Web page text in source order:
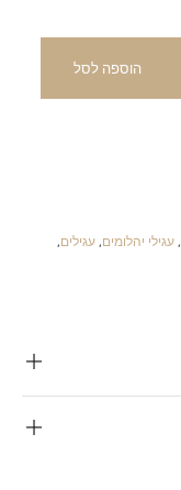
הוספה לסל
,עגילי יהלומים,עגילים,